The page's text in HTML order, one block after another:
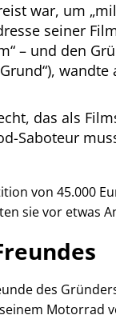
war, um
seiner
– und den
), wandte
das als
Saboteur
von 45.000
sie vor etwas
des
Motorrad